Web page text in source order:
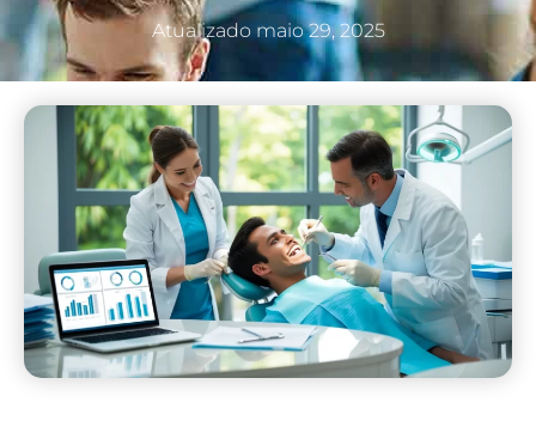
Atualizado maio 29, 2025